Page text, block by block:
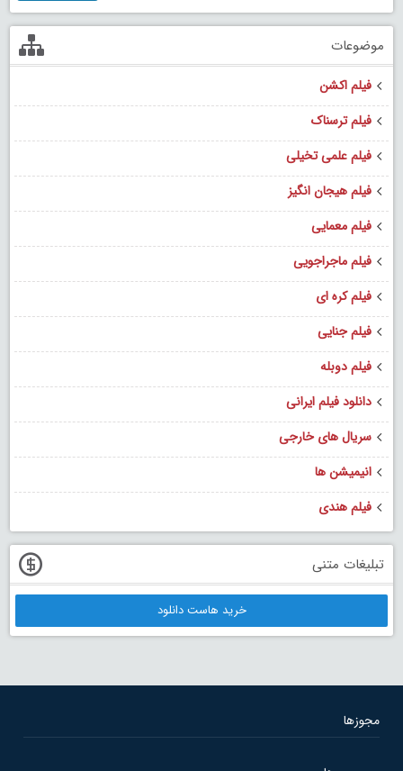
موضوعات
فیلم اکشن
فیلم ترسناک
فیلم علمی تخیلی
فیلم هیجان انگیز
فیلم معمایی
فیلم ماجراجویی
فیلم کره ای
فیلم جنایی
فیلم دوبله
دانلود فیلم ایرانی
سریال های خارجی
انیمیشن ها
فیلم هندی
تبلیغات متنی
خرید هاست دانلود
مجوزها